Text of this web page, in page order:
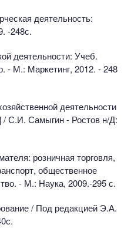
деятельность:
-248с.
деятельности: Учеб.
- М.: Маркетинг, 2012. - 248
деятельности
/ С.И. Самыгин - Ростов н/Д:
розничная торговля,
общественное
- М.: Наука, 2009.-295 с.
/ Под редакцией Э.А.